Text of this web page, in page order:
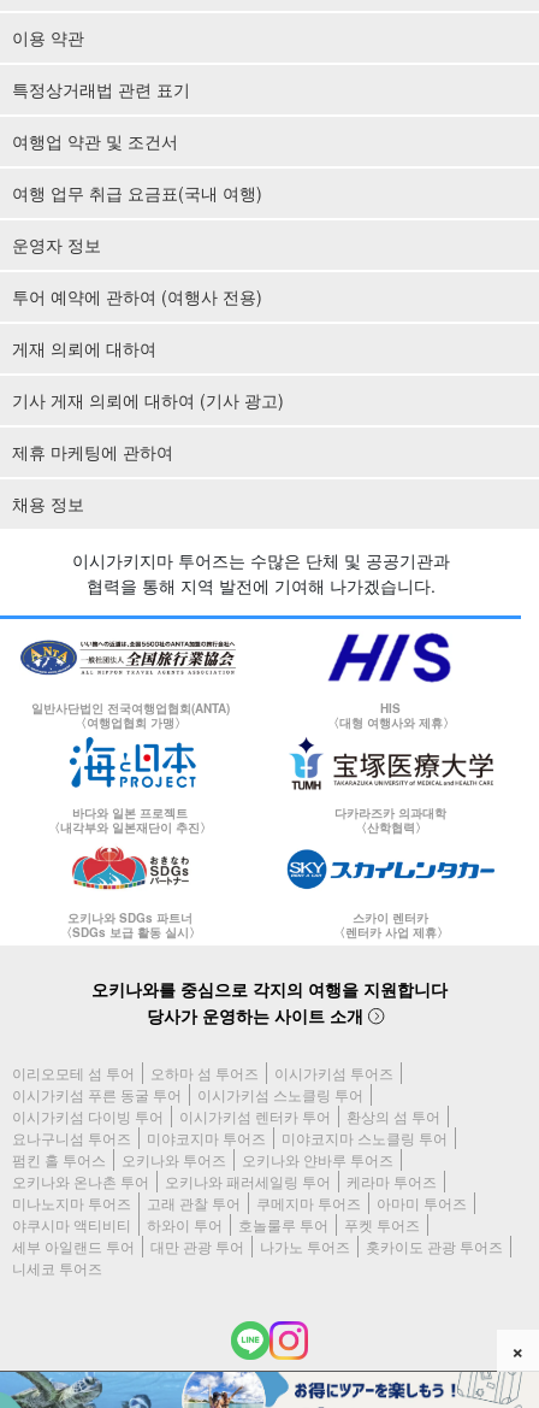
이용 약관
특정상거래법 관련 표기
여행업 약관 및 조건서
여행 업무 취급 요금표(국내 여행)
운영자 정보
투어 예약에 관하여 (여행사 전용)
게재 의뢰에 대하여
기사 게재 의뢰에 대하여 (기사 광고)
제휴 마케팅에 관하여
채용 정보
이시가키지마 투어즈는 수많은 단체 및 공공기관과
협력을 통해 지역 발전에 기여해 나가겠습니다.
일반사단법인 전국여행업협회(ANTA)
〈여행업협회 가맹〉
HIS
〈대형 여행사와 제휴〉
바다와 일본 프로젝트
〈내각부와 일본재단이 추진〉
다카라즈카 의과대학
〈산학협력〉
오키나와 SDGs 파트너
〈SDGs 보급 활동 실시〉
스카이 렌터카
〈렌터카 사업 제휴〉
오키나와를 중심으로 각지의 여행을 지원합니다
당사가 운영하는 사이트 소개
이리오모테 섬 투어 오하마 섬 투어즈
이시가키섬 투어즈
이시가키섬 푸른 동굴 투어
이시가키섬 스노클링 투어
이시가키섬 다이빙 투어
이시가키섬 렌터카 투어
환상의 섬 투어
요나구니섬 투어즈
미야코지마 투어즈
미야코지마 스노클링 투어
펌킨 홀 투어스
오키나와 투어즈
오키나와 얀바루 투어즈
오키나와 온나촌 투어
오키나와 패러세일링 투어
케라마 투어즈
미나노지마 투어즈
고래 관찰 투어 쿠메지마 투어즈
아마미 투어즈
야쿠시마 액티비티
하와이 투어 호놀룰루 투어
푸켓 투어즈
세부 아일랜드 투어
대만 관광 투어 나가노 투어즈
홋카이도 관광 투어즈
니세코 투어즈
(c) 2026 이시가키지마 투어즈 All Rights Reserved.
×